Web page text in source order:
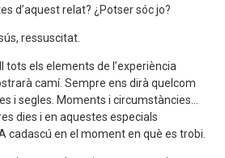
d’aquest relat? ¿Potser sóc jo?
ressuscitat.
els elements de l’experiència
camí. Sempre ens dirà quelcom
i segles. Moments i circumstàncies...
dies i en aquestes especials
cadascú en el moment en què es trobi.